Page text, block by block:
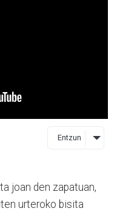
Entzun
joan den zapatuan,
urteroko bisita